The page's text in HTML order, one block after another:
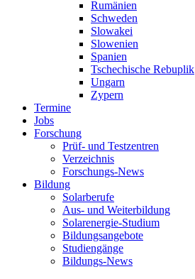
Rumänien
Schweden
Slowakei
Slowenien
Spanien
Tschechische Rebuplik
Ungarn
Zypern
Termine
Jobs
Forschung
Prüf- und Testzentren
Verzeichnis
Forschungs-News
Bildung
Solarberufe
Aus- und Weiterbildung
Solarenergie-Studium
Bildungsangebote
Studiengänge
Bildungs-News